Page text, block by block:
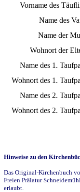
Vorname des
Name des
Name der
Wohnort der
Name des 1.
Wohnort des 1.
Name des 2.
Wohnort des 2.
Hinweise zu den
Das Original-Kirchenbuch
Freien Prälatur
erlaubt.